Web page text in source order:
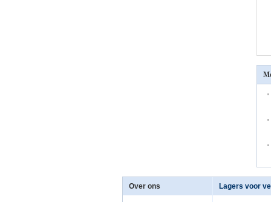
Over ons